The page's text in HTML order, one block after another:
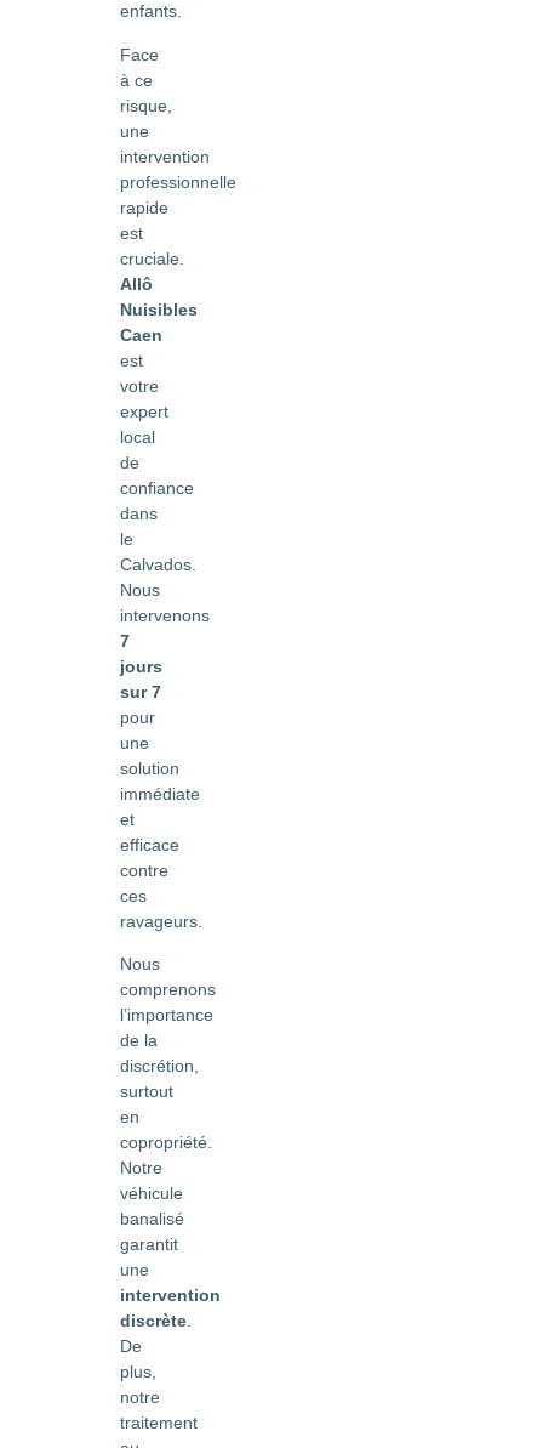
enfants.
Face
à ce
risque,
une
intervention
professionnelle
rapide
est
cruciale.
Allô
Nuisibles
Caen
est
votre
expert
local
de
confiance
dans
le
Calvados.
Nous
intervenons
7
jours
sur 7
pour
une
solution
immédiate
et
efficace
contre
ces
ravageurs.
Nous
comprenons
l’importance
de la
discrétion,
surtout
en
copropriété.
Notre
véhicule
banalisé
garantit
une
intervention
discrète
De
plus,
notre
traitement